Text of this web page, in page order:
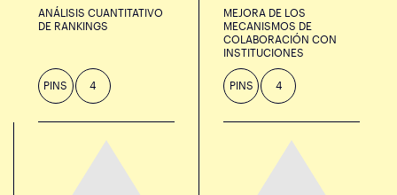
ANÁLISIS CUANTITATIVO
DE RANKINGS
PINS 4
MEJORA DE LOS
MECANISMOS DE
COLABORACIÓN CON
INSTITUCIONES
PINS 4